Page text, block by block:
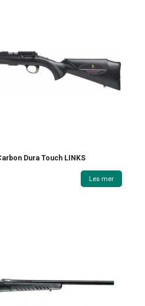
Dura Touch LINKS
Les mer